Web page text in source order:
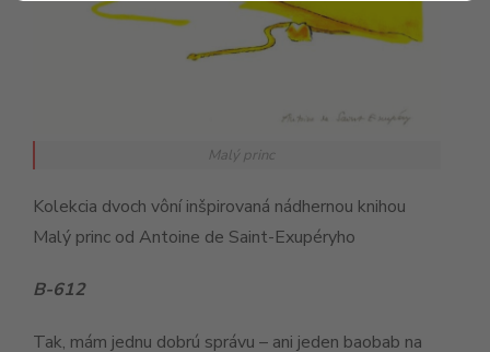
Malý princ
Kolekcia dvoch vôní inšpirovaná nádhernou knihou
Malý princ od Antoine de Saint-Exupéryho
B-612
Tak, mám jednu dobrú správu – ani jeden baobab na